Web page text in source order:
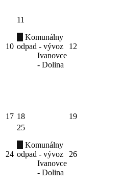
10
11
Komunálny
odpad - vývoz
Ivanovce
- Dolina
12
17 18 19
24
25
Komunálny
odpad - vývoz
Ivanovce
- Dolina
26